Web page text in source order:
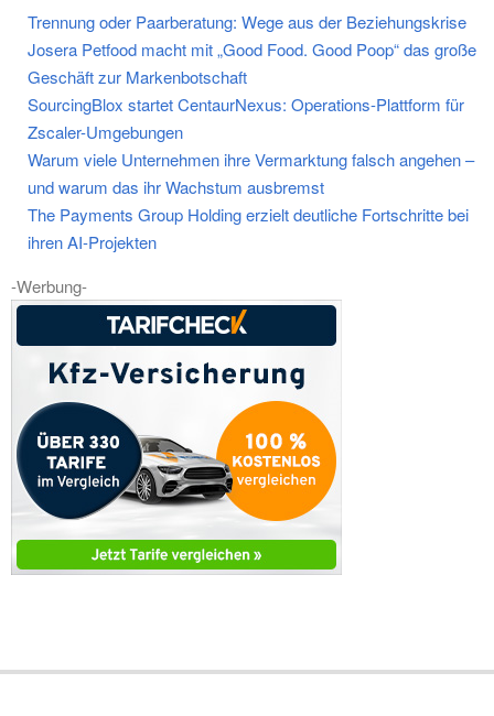
Trennung oder Paarberatung: Wege aus der Beziehungskrise
Josera Petfood macht mit „Good Food. Good Poop“ das große
Geschäft zur Markenbotschaft
SourcingBlox startet CentaurNexus: Operations-Plattform für
Zscaler-Umgebungen
Warum viele Unternehmen ihre Vermarktung falsch angehen –
und warum das ihr Wachstum ausbremst
The Payments Group Holding erzielt deutliche Fortschritte bei
ihren AI-Projekten
-Werbung-